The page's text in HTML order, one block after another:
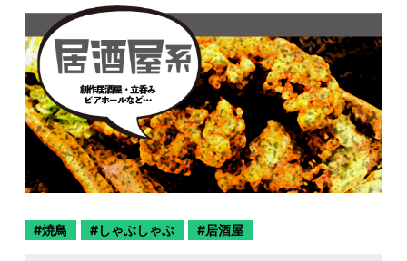
焼鳥 しゃぶしゃぶ 居酒屋